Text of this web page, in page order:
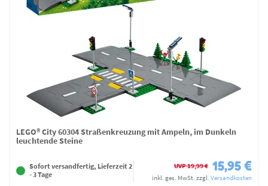
LEGO® City 60304 Straßenkreuzung mit Ampeln, im Dunkeln
leuchtende Steine
Sofort versandfertig, Lieferzeit 2
- 3 Tage
UVP 19,99 € 15,95 €
inkl. ges. MwSt. zzgl. Versandkosten